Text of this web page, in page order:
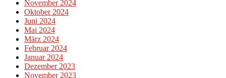
November 2024
Oktober 2024
Juni 2024
Mai 2024
März 2024
Februar 2024
Januar 2024
Dezember 2023
November 2023